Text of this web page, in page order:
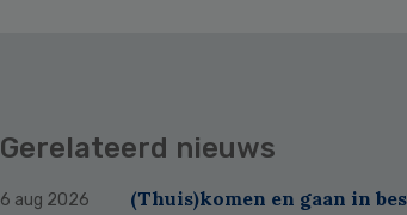
Gerelateerd nieuws
6 aug 2026 (Thuis)komen en gaan in